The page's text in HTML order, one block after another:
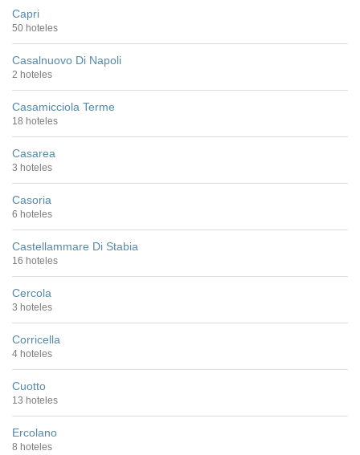
Capri
50 hoteles
Casalnuovo Di Napoli
2 hoteles
Casamicciola Terme
18 hoteles
Casarea
3 hoteles
Casoria
6 hoteles
Castellammare Di Stabia
16 hoteles
Cercola
3 hoteles
Corricella
4 hoteles
Cuotto
13 hoteles
Ercolano
8 hoteles